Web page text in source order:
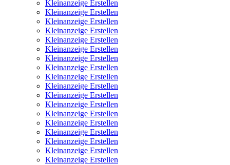
Kleinanzeige Erstellen
Kleinanzeige Erstellen
Kleinanzeige Erstellen
Kleinanzeige Erstellen
Kleinanzeige Erstellen
Kleinanzeige Erstellen
Kleinanzeige Erstellen
Kleinanzeige Erstellen
Kleinanzeige Erstellen
Kleinanzeige Erstellen
Kleinanzeige Erstellen
Kleinanzeige Erstellen
Kleinanzeige Erstellen
Kleinanzeige Erstellen
Kleinanzeige Erstellen
Kleinanzeige Erstellen
Kleinanzeige Erstellen
Kleinanzeige Erstellen